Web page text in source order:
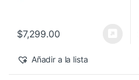
$7,299.00
Añadir a la lista